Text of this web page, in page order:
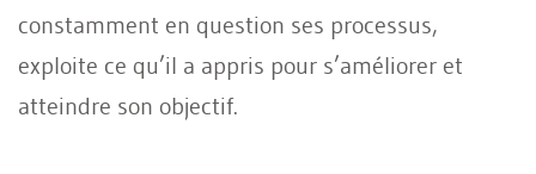
constamment en question ses processus,
exploite ce qu’il a appris pour s’améliorer et
atteindre son objectif.